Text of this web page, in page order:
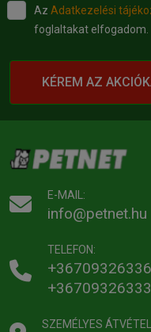
Az Adatkezelési
foglaltakat elfogadom.
KÉREM AZ
E-MAIL:
info@petnet.hu
TELEFON:
+36709326336
+36709326333
SZEMÉLYES